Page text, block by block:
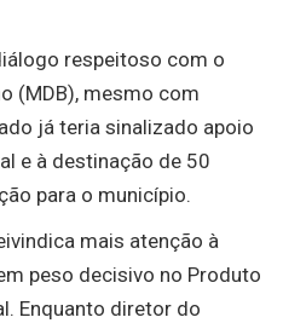
respeitoso com o
(MDB), mesmo com
já teria sinalizado apoio
e à destinação de 50
para o município.
mais atenção à
peso decisivo no Produto
Enquanto diretor do